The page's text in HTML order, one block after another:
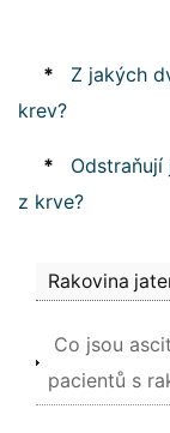
*
Z jakých
krev?
*
z krve?
Rakovina
Co jsou
pacientů s